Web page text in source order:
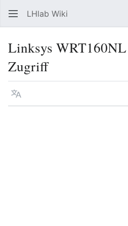
LHlab Wiki
Linksys
Zugriff
Sprache